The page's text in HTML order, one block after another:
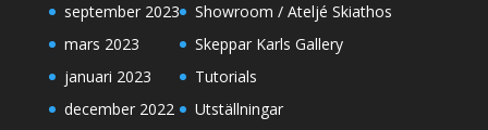
september 2023
mars 2023
januari 2023
december 2022
Showroom / Ateljé Skiathos
Skeppar Karls Gallery
Tutorials
Utställningar